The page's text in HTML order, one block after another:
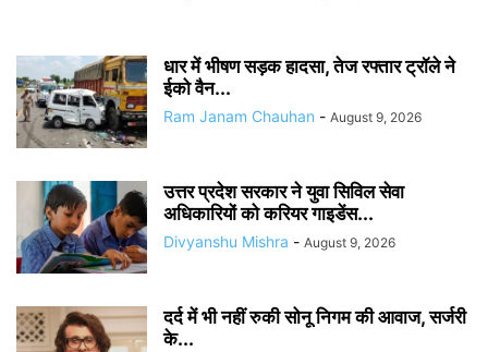
धार में भीषण सड़क हादसा, तेज रफ्तार ट्रॉले ने
ईको वैन...
Ram Janam Chauhan - August 9, 2026
उत्तर प्रदेश सरकार ने युवा सिविल सेवा
अधिकारियों को करियर गाइडेंस...
Divyanshu Mishra - August 9, 2026
दर्द में भी नहीं रुकी सोनू निगम की आवाज, सर्जरी
के...